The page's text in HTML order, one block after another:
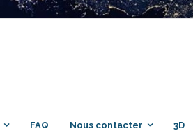
FAQ Nous contacter 3D